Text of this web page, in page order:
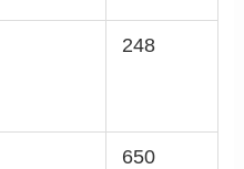
248
650